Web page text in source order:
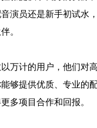
演员还是新手初试水
。
万计的用户，他们对
够提供优质、专业的
多项目合作和回报。